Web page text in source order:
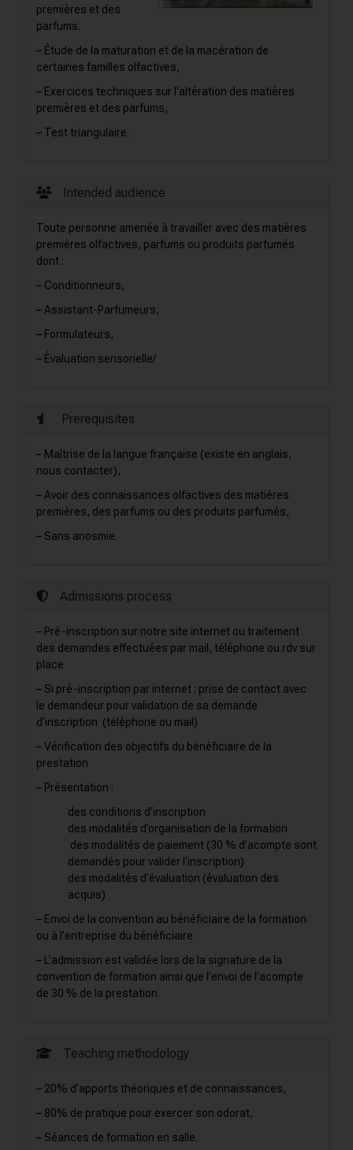
premières et des
parfums.
– Étude de la maturation et de la macération de
certaines familles olfactives,
– Exercices techniques sur l’altération des matières
premières et des parfums,
– Test triangulaire.
Intended audience
Toute personne amenée à travailler avec des matières
premières olfactives, parfums ou produits parfumés
dont :
– Conditionneurs,
– Assistant-Parfumeurs,
– Formulateurs,
– Évaluation sensorielle/
Prerequisites
– Maîtrise de la langue française (existe en anglais,
nous contacter),
– Avoir des connaissances olfactives des matières
premières, des parfums ou des produits parfumés,
– Sans anosmie.
Admissions process
– Pré-inscription sur notre site internet ou traitement
des demandes effectuées par mail, téléphone ou rdv sur
place
– Si pré-inscription par internet : prise de contact avec
le demandeur pour validation de sa demande
d’inscription (téléphone ou mail)
– Vérification des objectifs du bénéficiaire de la
prestation
– Présentation :
des conditions d’inscription
des modalités d’organisation de la formation
des modalités de paiement (30 % d’acompte sont
demandés pour valider l’inscription)
des modalités d’évaluation (évaluation des
acquis)
– Envoi de la convention au bénéficiaire de la formation
ou à l’entreprise du bénéficiaire
– L’admission est validée lors de la signature de la
convention de formation ainsi que l’envoi de l’acompte
de 30 % de la prestation.
Teaching methodology
– 20% d’apports théoriques et de connaissances,
– 80% de pratique pour exercer son odorat,
– Séances de formation en salle.